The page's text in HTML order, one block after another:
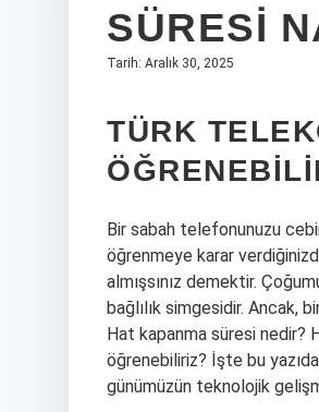
SÜRESI
Tarih: Aralık 30, 2025
TÜRK
Bir sabah telefonunuzu
öğrenmeye karar
almışsınız demektir.
bağlılık simgesidir. Ancak,
Hat kapanma süresi nedir?
öğrenebiliriz? İşte bu
günümüzün teknolojik